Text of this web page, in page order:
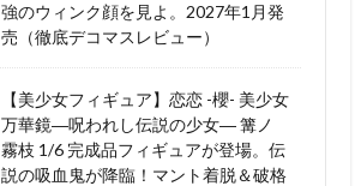
強のウィンク顔を見よ。2027年1月発
売（徹底デコマスレビュー）
【美少女フィギュア】恋恋 -櫻- 美少女
万華鏡―呪われし伝説の少女― 篝ノ
霧枝 1/6 完成品フィギュアが登場。伝
説の吸血鬼が降臨！マント着脱＆破格